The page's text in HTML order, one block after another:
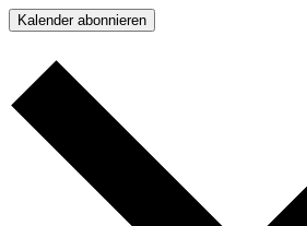
Kalender abonnieren